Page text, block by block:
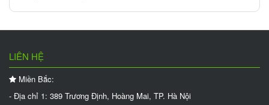
LIÊN HỆ
Miền Bắc:
- Địa chỉ 1: 389 Trương Định, Hoàng Mai, TP. Hà Nội